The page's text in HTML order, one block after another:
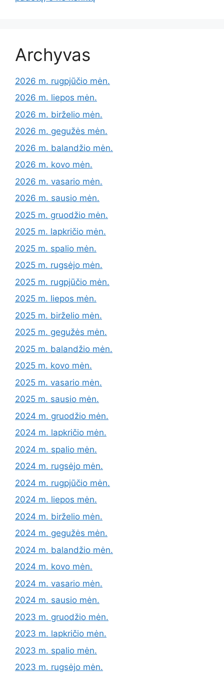
Archyvas
2026 m. rugpjūčio mėn.
2026 m. liepos mėn.
2026 m. birželio mėn.
2026 m. gegužės mėn.
2026 m. balandžio mėn.
2026 m. kovo mėn.
2026 m. vasario mėn.
2026 m. sausio mėn.
2025 m. gruodžio mėn.
2025 m. lapkričio mėn.
2025 m. spalio mėn.
2025 m. rugsėjo mėn.
2025 m. rugpjūčio mėn.
2025 m. liepos mėn.
2025 m. birželio mėn.
2025 m. gegužės mėn.
2025 m. balandžio mėn.
2025 m. kovo mėn.
2025 m. vasario mėn.
2025 m. sausio mėn.
2024 m. gruodžio mėn.
2024 m. lapkričio mėn.
2024 m. spalio mėn.
2024 m. rugsėjo mėn.
2024 m. rugpjūčio mėn.
2024 m. liepos mėn.
2024 m. birželio mėn.
2024 m. gegužės mėn.
2024 m. balandžio mėn.
2024 m. kovo mėn.
2024 m. vasario mėn.
2024 m. sausio mėn.
2023 m. gruodžio mėn.
2023 m. lapkričio mėn.
2023 m. spalio mėn.
2023 m. rugsėjo mėn.